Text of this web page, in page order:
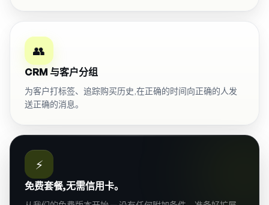
👥
CRM 与客户分组
为客户打标签、追踪购买历史,在正确的时间向正确的人发
送正确的消息。
⚡
免费套餐,无需信用卡。